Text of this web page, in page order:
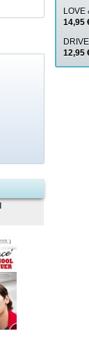
LOVE
14,95
12,95